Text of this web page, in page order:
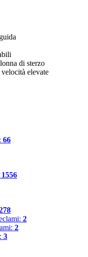
di sterzo
elevate
66
1556
2
2
3